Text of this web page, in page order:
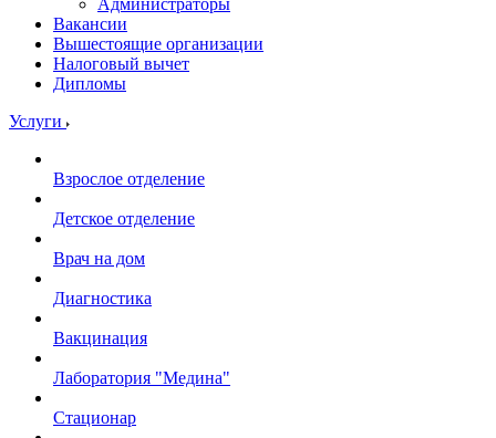
Администраторы
Вакансии
Вышестоящие организации
Налоговый вычет
Дипломы
Услуги
Взрослое отделение
Детское отделение
Врач на дом
Диагностика
Вакцинация
Лаборатория "Медина"
Стационар